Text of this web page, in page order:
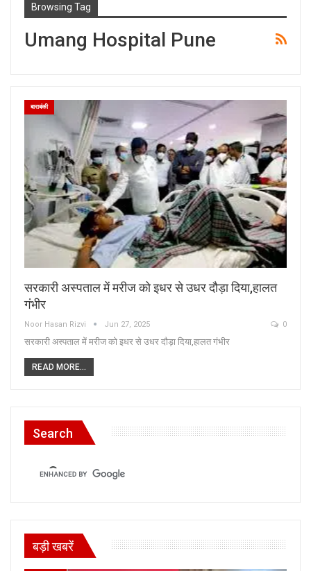
Browsing Tag
Umang Hospital Pune
बाराबंकी
सरकारी अस्पताल में मरीज को इधर से उधर दौड़ा दिया,हालत
गंभीर
Noor Hasan Rizvi Jun 27, 2025 0
सरकारी अस्पताल में मरीज को इधर से उधर दौड़ा दिया,हालत गंभीर
READ MORE...
Search
बड़ी खबरें